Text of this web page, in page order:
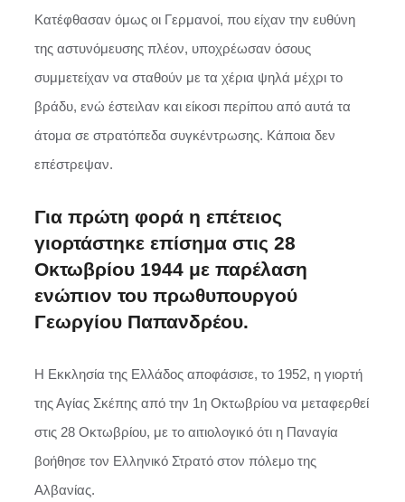
Κατέφθασαν όμως οι Γερμανοί, που είχαν την ευθύνη
της αστυνόμευσης πλέον, υποχρέωσαν όσους
συμμετείχαν να σταθούν με τα χέρια ψηλά μέχρι το
βράδυ, ενώ έστειλαν και είκοσι περίπου από αυτά τα
άτομα σε στρατόπεδα συγκέντρωσης. Κάποια δεν
επέστρεψαν.
Για πρώτη φορά η επέτειος
γιορτάστηκε επίσημα στις 28
Οκτωβρίου 1944 με παρέλαση
ενώπιον του πρωθυπουργού
Γεωργίου Παπανδρέου.
Η Εκκλησία της Ελλάδος αποφάσισε, το 1952, η γιορτή
της Αγίας Σκέπης από την 1η Οκτωβρίου να μεταφερθεί
στις 28 Οκτωβρίου, με το αιτιολογικό ότι η Παναγία
βοήθησε τον Ελληνικό Στρατό στον πόλεμο της
Αλβανίας.